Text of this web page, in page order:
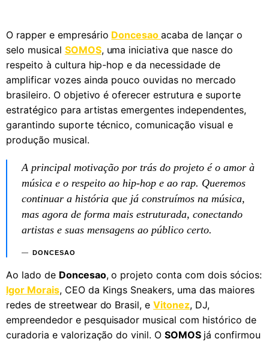
O rapper e empresário Doncesaoacaba de lançar o
selo musical SOMOS, uma iniciativa que nasce do
respeito à cultura hip-hop e da necessidade de
amplificar vozes ainda pouco ouvidas no mercado
brasileiro. O objetivo é oferecer estrutura e suporte
estratégico para artistas emergentes independentes,
garantindo suporte técnico, comunicação visual e
produção musical.
A principal motivação por trás do projeto é o amor à
música e o respeito ao hip-hop e ao rap. Queremos
continuar a história que já construímos na música,
mas agora de forma mais estruturada, conectando
artistas e suas mensagens ao público certo.
DONCESAO
Ao lado de Doncesao, o projeto conta com dois sócios:
Igor Morais, CEO da Kings Sneakers, uma das maiores
redes de streetwear do Brasil, eVitonez, DJ,
empreendedor e pesquisador musical com histórico de
curadoria e valorização do vinil. OSOMOS já confirmou